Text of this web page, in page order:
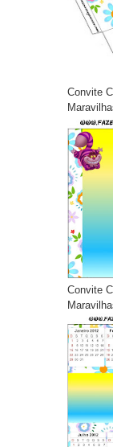
Convite
Convite